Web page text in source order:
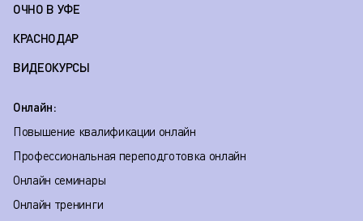
ОЧНО В УФЕ
КРАСНОДАР
ВИДЕОКУРСЫ
Онлайн:
Повышение квалификации онлайн
Профессиональная переподготовка онлайн
Онлайн семинары
Онлайн тренинги